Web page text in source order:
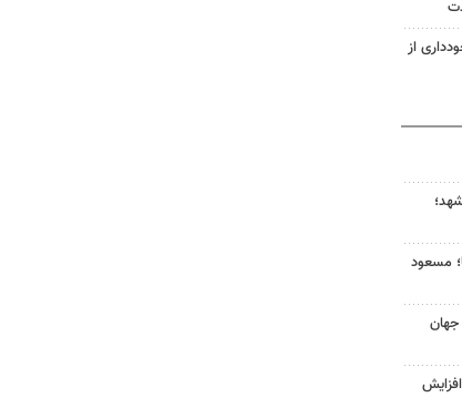
از
مسعود
۴ درجه افزایش